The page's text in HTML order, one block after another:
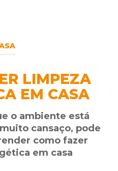
LIMPEZA
EM CASA
o ambiente está
cansaço, pode
como fazer
em casa